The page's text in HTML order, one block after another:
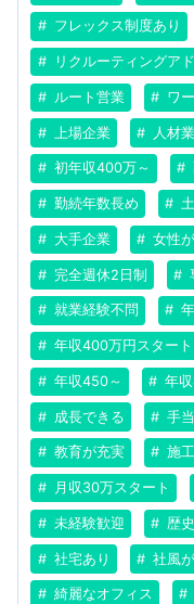
フレックス制度あり
リクルーティングア
ルート営業 ワ
上場企業 人材
初年収400万～
勤続年数長め
大手企業 女性
完全週休2日制
就業経験不問
年収400万円スタート
年収450～ 年
成長できる 手
教育が充実 施
月収30万スタート
未経験歓迎 歴
社宅あり 社風
綺麗なオフィス